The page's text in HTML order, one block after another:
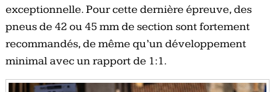
exceptionnelle. Pour cette dernière épreuve, des
pneus de 42 ou 45 mm de section sont fortement
recommandés, de même qu’un développement
minimal avec un rapport de 1:1.